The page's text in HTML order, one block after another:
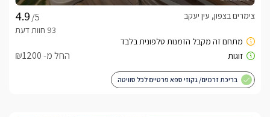
/5
צימרים בצפון, עין יעקב
החל מ- ₪1200
בריכת זרמים/ גקוזי ספא פרטיים לכל סוויטה